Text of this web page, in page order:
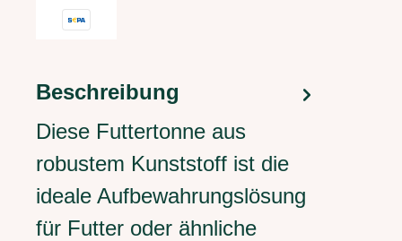
Beschreibung
Diese Futtertonne aus
robustem Kunststoff ist die
ideale Aufbewahrungslösung
für Futter oder ähnliche